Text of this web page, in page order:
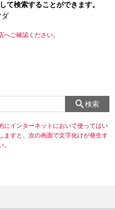
て検索することができます。
ご確認ください。
検索
にインターネットにおいて使ってはい
ますと、次の画面で文字化けが発生す